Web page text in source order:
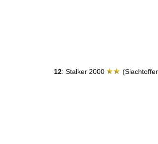
12: Stalker 2000